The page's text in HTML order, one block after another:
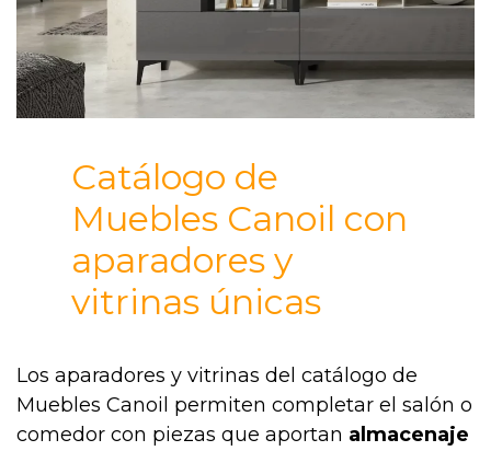
Catálogo de
Muebles Canoil con
aparadores y
vitrinas únicas
Los aparadores y vitrinas del catálogo de
Muebles Canoil permiten completar el salón o
comedor con piezas que aportan almacenaje